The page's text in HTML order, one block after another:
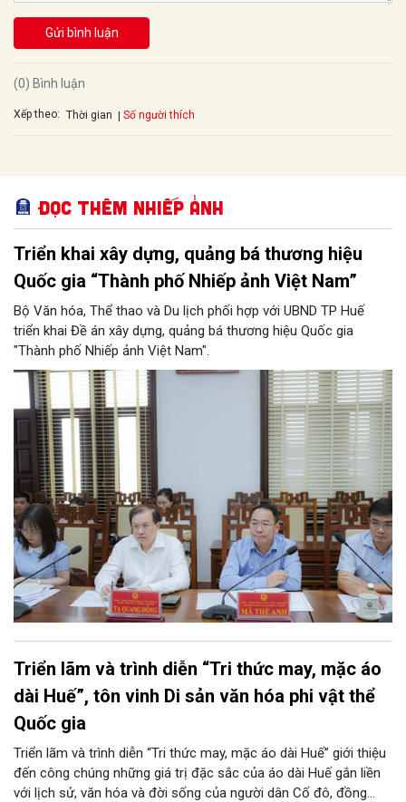
Gửi bình luận
(0) Bình luận
Xếp theo: Thời gian Số người thích
Đọc thêm Nhiếp ảnh
Triển khai xây dựng, quảng bá thương hiệu
Quốc gia “Thành phố Nhiếp ảnh Việt Nam”
Bộ Văn hóa, Thể thao và Du lịch phối hợp với UBND TP Huế
triển khai Đề án xây dựng, quảng bá thương hiệu Quốc gia
"Thành phố Nhiếp ảnh Việt Nam".
Triển lãm và trình diễn “Tri thức may, mặc áo
dài Huế”, tôn vinh Di sản văn hóa phi vật thể
Quốc gia
Triển lãm và trình diễn “Tri thức may, mặc áo dài Huế” giới thiệu
đến công chúng những giá trị đặc sắc của áo dài Huế gắn liền
với lịch sử, văn hóa và đời sống của người dân Cố đô, đồng